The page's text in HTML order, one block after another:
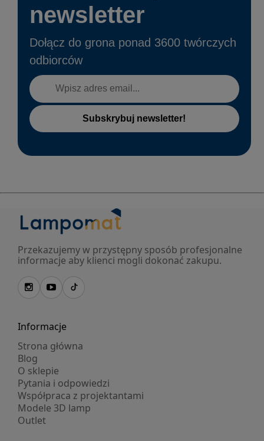
newsletter
Dołącz do grona ponad 3600 twórczych
odbiorców
Subskrybuj newsletter!
Przekazujemy w przystępny sposób profesjonalne
informacje aby klienci mogli dokonać zakupu.
Informacje
Strona główna
Blog
O sklepie
Pytania i odpowiedzi
Współpraca z projektantami
Modele 3D lamp
Outlet